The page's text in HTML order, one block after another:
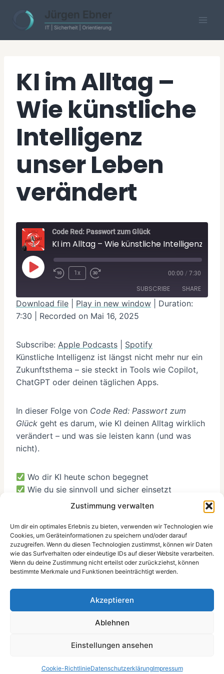
Zustimmung verwalten
Um dir ein optimales Erlebnis zu bieten, verwenden wir Technologien wie
Cookies, um Geräteinformationen zu speichern und/oder darauf
zuzugreifen. Wenn du diesen Technologien zustimmst, können wir Daten
wie das Surfverhalten oder eindeutige IDs auf dieser Website verarbeiten.
Wenn du deine Zustimmung nicht erteilst oder zurückziehst, können
bestimmte Merkmale und Funktionen beeinträchtigt werden.
Akzeptieren
Ablehnen
Einstellungen ansehen
Cookie-RichtlinieDatenschutzerklärungImpressum
content
KI im Alltag –
Wie künstliche
Intelligenz
unser Leben
verändert
Code Red: Passwort zum Glück
P
a
p
i
s
o
e
1x 00:00 / 7:30
SUBSCRIBE SHARE
Apple Podcasts Spotify
SHARE
EMBED
Download file Play in new window
Duration:
7:30
Recorded on Mai 16, 2025
Subscribe: Apple Podcasts
Spotify
Künstliche Intelligenz ist längst nicht mehr nur ein
Zukunftsthema – sie steckt in Tools wie Copilot,
ChatGPT oder deinen täglichen Apps.
In dieser Folge von Code Red: Passwort zum
Glück geht es darum, wie KI deinen Alltag wirklich
verändert – und was sie leisten kann (und was
nicht).
Wo dir KI heute schon begegnet
Wie du sie sinnvoll und sicher einsetzt
Warum Automatisierung und KI nicht das
Welche Risiken entstehen, wenn man KI blind
vertraut
Und warum nicht KI deinen Job ersetzt –
sondern jemand, der besser damit umgehen kann
Tipps aus dem Alltag.
Zukunft unserer digitalen Arbeit geht!